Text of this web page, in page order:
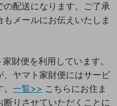
の配送になります。ご了承
もメールにお伝えいたしま
財便を利用しています。
、ヤマト家財便にはサービ
一覧>> こちらにお住ま
りさせていただくことに